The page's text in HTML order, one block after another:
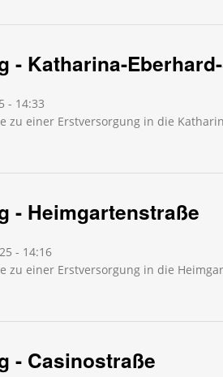
- Katharina-
- 14:33
zu einer Erstversorgung in die
- Heimgartenstraße
- 14:16
zu einer Erstversorgung in die
- Casinostraße